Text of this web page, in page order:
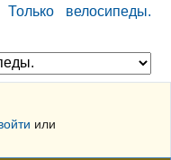
велосипеды.
или